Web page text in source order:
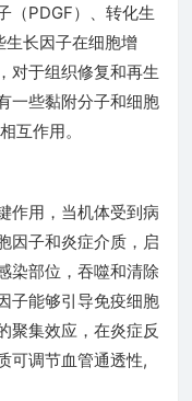
（PDGF）、转化生
长因子在细胞增
对于组织修复和再生
一些黏附分子和细胞
互作用。
作用，当机体受到病
因子和炎症介质，启
染部位，吞噬和清除
子能够引导免疫细胞
聚集效应，在炎症反
可调节血管通透性,